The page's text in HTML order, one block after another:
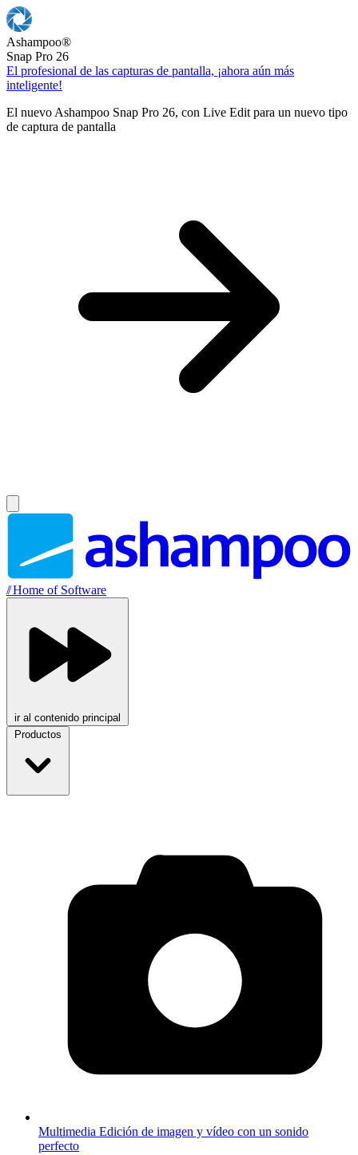
Ashampoo®
Snap Pro 26
El profesional de las capturas de pantalla, ¡ahora aún más
inteligente!
El nuevo Ashampoo Snap Pro 26, con Live Edit para un nuevo tipo
de captura de pantalla
//Home of Software
ir al contenido principal
Productos
Multimedia Edición de imagen y vídeo con un sonido
perfecto